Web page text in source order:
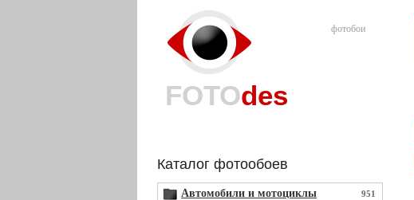
фотобои
FOTOdes
Каталог фотообоев
Автомобили и мотоциклы 951